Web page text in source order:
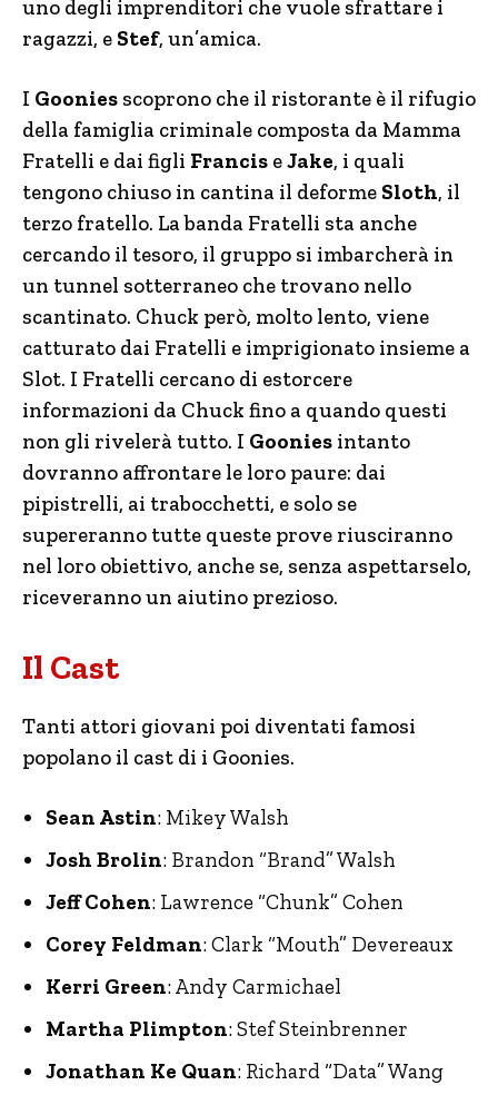
uno degli imprenditori che vuole sfrattare i
ragazzi, e Stef, un’amica.
I Goonies scoprono che il ristorante è il rifugio
della famiglia criminale composta da Mamma
Fratelli e dai figli Francis eJake, i quali
tengono chiuso in cantina il deforme Sloth, il
terzo fratello. La banda Fratelli sta anche
cercando il tesoro, il gruppo si imbarcherà in
un tunnel sotterraneo che trovano nello
scantinato. Chuck però, molto lento, viene
catturato dai Fratelli e imprigionato insieme a
Slot. I Fratelli cercano di estorcere
informazioni da Chuck fino a quando questi
non gli rivelerà tutto. I Goonies intanto
dovranno affrontare le loro paure: dai
pipistrelli, ai trabocchetti, e solo se
supereranno tutte queste prove riusciranno
nel loro obiettivo, anche se, senza aspettarselo,
riceveranno un aiutino prezioso.
Il Cast
Tanti attori giovani poi diventati famosi
popolano il cast di i Goonies.
Sean Astin: Mikey Walsh
Josh Brolin: Brandon “Brand” Walsh
Jeff Cohen: Lawrence “Chunk” Cohen
Corey Feldman: Clark “Mouth” Devereaux
Kerri Green: Andy Carmichael
Martha Plimpton: Stef Steinbrenner
Jonathan Ke Quan: Richard “Data” Wang